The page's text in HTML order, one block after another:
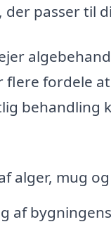
passer til
flere fordele
behandling
alger, mug
af